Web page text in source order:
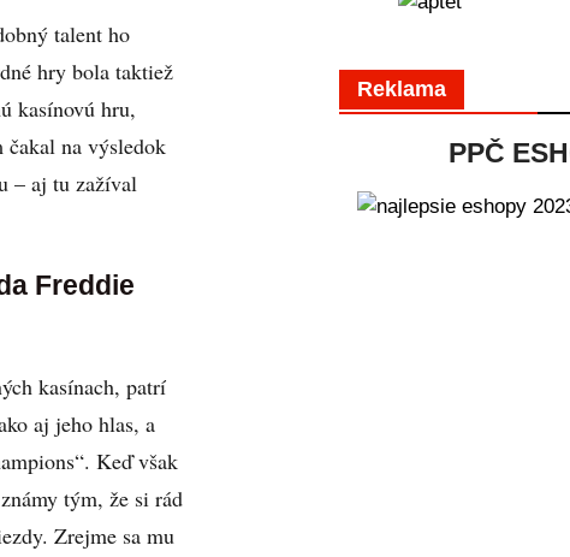
talent ho
hry bola taktiež
kasínovú hru,
čakal na výsledok
– aj tu zažíval
Freddie
kasínach, patrí
aj jeho hlas, a
Keď však
tým, že si rád
Zrejme sa mu
Reklama
PPČ